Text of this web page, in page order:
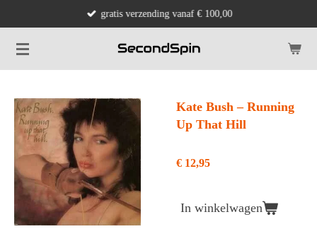
naar
de
gratis verzending vanaf € 100,00
Kate Bush ‎– Running
Up That Hill
€ 12,95
In winkelwagen